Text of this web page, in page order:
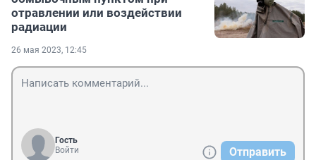
отравлении или воздействии
радиации
26 мая 2023, 12:45
Гость
Войти
Отправить